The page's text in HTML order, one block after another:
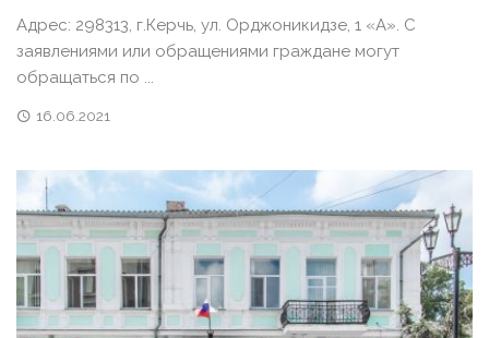
Адрес: 298313, г.Керчь, ул. Орджоникидзе, 1 «А». С
заявлениями или обращениями граждане могут
обращаться по ...
16.06.2021